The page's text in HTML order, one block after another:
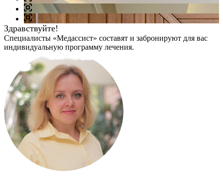
Здравствуйте!
Специалисты «Медассист» составят и забронируют для вас
индивидуальную программу лечения.